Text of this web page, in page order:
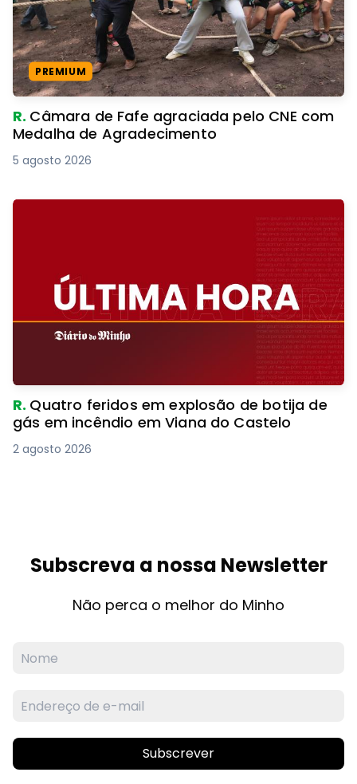
PREMIUM
R. Câmara de Fafe agraciada pelo CNE com
Medalha de Agradecimento
5 agosto 2026
R. Quatro feridos em explosão de botija de
gás em incêndio em Viana do Castelo
2 agosto 2026
Subscreva a nossa Newsletter
Não perca o melhor do Minho
Subscrever